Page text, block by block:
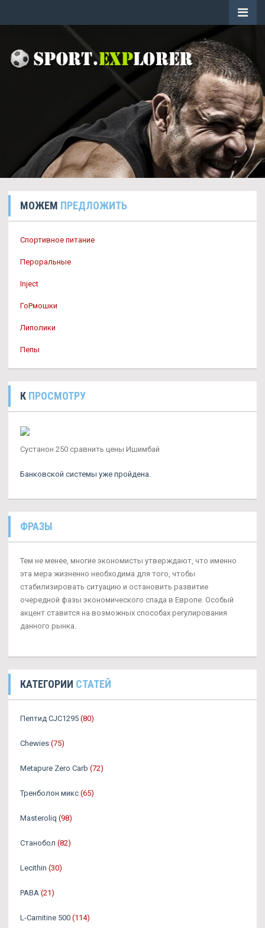
МОЖЕМ ПРЕДЛОЖИТЬ
Спортивное питание
Пероральные
Inject
ГоРмошки
Липолики
Пепы
К ПРОСМОТРУ
Сустанон 250 сравнить цены Ишимбай
Банковской системы уже пройдена.
ФРАЗЫ
Тем не менее, многие экономисты утверждают, что именно
эта мера жизненно необходима для того, чтобы
стабилизировать ситуацию и остановить развитие
очередной фазы экономического спада в Европе. Особый
акцент ставится на возможных способах регулирования
данного рынка.
КАТЕГОРИИ СТАТЕЙ
Пептид CJC1295 (80)
Chewies (75)
Metapure Zero Carb (72)
Тренболон микс (65)
Masteroliq (98)
Станобол (82)
Lecithin (30)
PABA (21)
L-Carnitine 500 (114)